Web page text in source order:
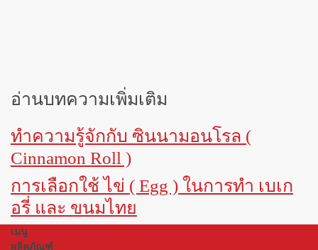
อ่านบทความเพิ่มเติม
ทำความรู้จักกับ ซินนามอนโรล (
Cinnamon Roll )
การเลือกใช้ ไข่ ( Egg ) ในการทำ เบเก
อรี่ และ ขนมไทย
เมนู
ผลิตภัณฑ์